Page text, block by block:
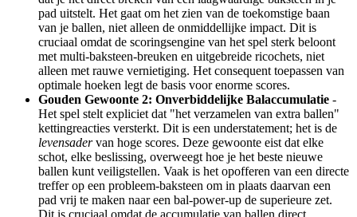
pad uitstelt. Het gaat om het zien van de toekomstige baan
van je ballen, niet alleen de onmiddellijke impact. Dit is
cruciaal omdat de scoringsengine van het spel sterk beloont
met multi-baksteen-breuken en uitgebreide ricochets, niet
alleen met rauwe vernietiging. Het consequent toepassen van
optimale hoeken legt de basis voor enorme scores.
Gouden Gewoonte 2: Onverbiddelijke Balaccumulatie -
Het spel stelt expliciet dat "het verzamelen van extra ballen"
kettingreacties versterkt. Dit is een understatement; het is de
levensadervan hoge scores. Deze gewoonte eist dat elke
schot, elke beslissing, overweegt hoe je het beste nieuwe
ballen kunt veiligstellen. Vaak is het opofferen van een directe
treffer op een probleem-baksteen om in plaats daarvan een
pad vrij te maken naar een bal-power-up de superieure zet.
Dit is cruciaal omdat de accumulatie van ballen direct